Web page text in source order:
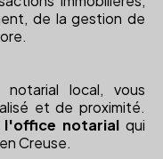
de la gestion de
local, vous
et de proximité.
l'office notarial qui
Creuse.